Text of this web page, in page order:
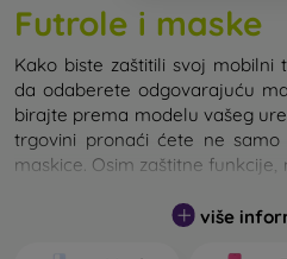
Futrole i maske
Kako biste zaštitili svoj mobilni
da odaberete odgovarajuću
birajte prema modelu vašeg
trgovini pronaći ćete ne
maskice. Osim zaštitne
Maskicu za mobitel možemo
više